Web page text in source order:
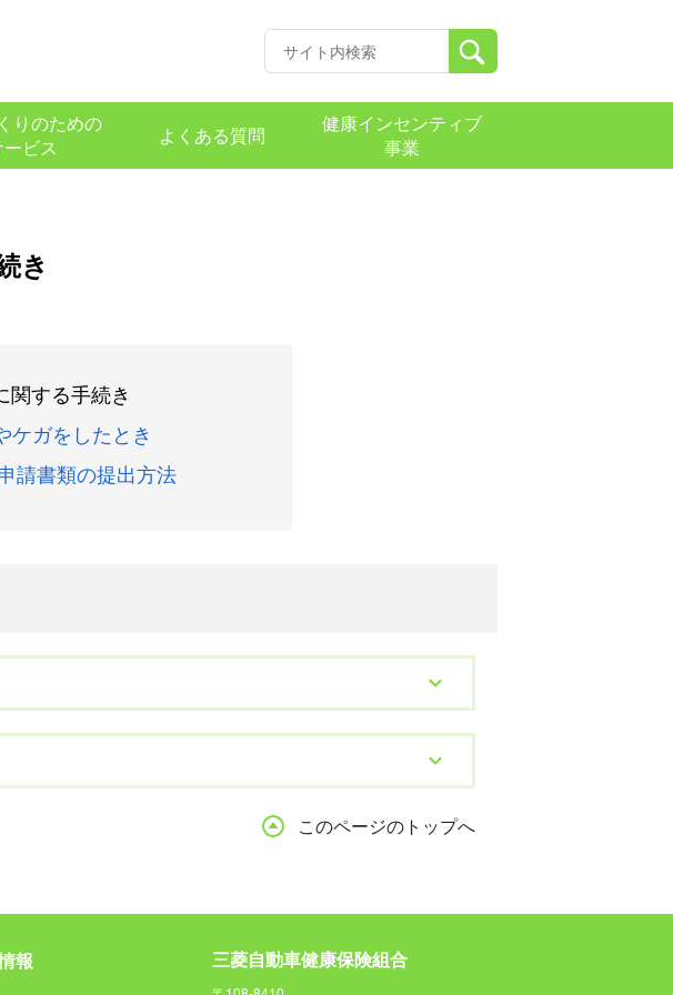
りのための
ビス
よくある質問
健康インセンティブ
事業
き
関する手続き
ケガをしたとき
請書類の提出方法
このページのトップへ
報 三菱自動車健康保険組合